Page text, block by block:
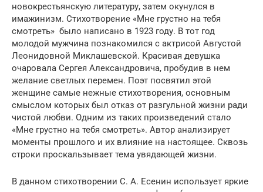
новокрестьянскую литературу, затем окунулся в
имажинизм. Стихотворение «Мне грустно на тебя
смотреть» было написано в 1923 году. В тот год
молодой мужчина познакомился с актрисой Августой
Леонидовной Миклашевской. Красивая девушка
очаровала Сергея Александровича, пробудив в нем
желание светлых перемен. Поэт посвятил этой
женщине самые нежные стихотворения, основным
смыслом которых был отказ от разгульной жизни ради
чистой любви. Одним из таких произведений стало
«Мне грустно на тебя смотреть». Автор анализирует
моменты прошлого и их влияние на настоящее. Сквозь
строки проскальзывает тема увядающей жизни.
В данном стихотворении С. А. Есенин использует яркие